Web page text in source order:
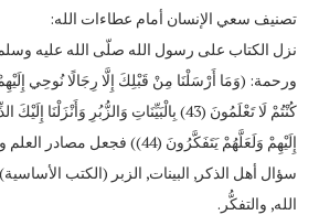
تصنيف سعي الإنسان أمام عطاءات الله:
نزل الكتاب على رسول الله صلّى الله عليه
ورحمة: (وَمَا أَرْسَلْنَا مِنْ قَبْلِكَ إِلَّا رِجَالًا نُوحِي
كُنْتُمْ لَا تَعْلَمُونَ (43) بِالْبَيِّنَاتِ وَالزُّبُرِ
إِلَيْهِمْ وَلَعَلَّهُمْ يَتَفَكَّرُونَ (44)) فجعل
سؤال أهل الذكر, البينات, الزبر (الكتب
الله, والتفكُّر.